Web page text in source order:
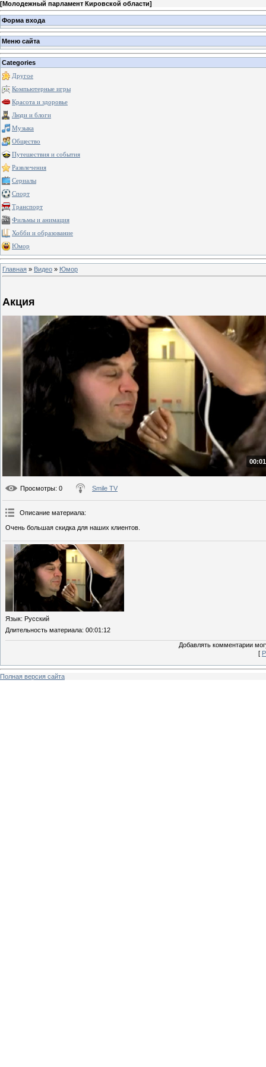
[Молодежный парламент Кировской области]
Форма входа
Меню сайта
Categories
Другое
Компьютерные игры
Красота и здоровье
Люди и блоги
Музыка
Общество
Путешествия и события
Развлечения
Сериалы
Спорт
Транспорт
Фильмы и анимация
Хобби и образование
Юмор
Главная » Видео » Юмор
Акция
Просмотры: 0 Smile TV
Описание материала:
Очень большая скидка для наших клиентов.
Язык: Русский
Длительность материала: 00:01:12
Добавлять комментарии
[
Полная версия сайта